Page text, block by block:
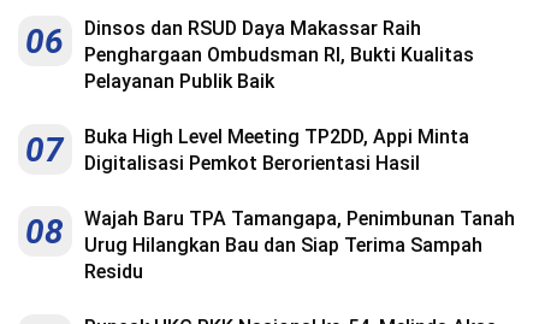
06
Dinsos dan RSUD Daya Makassar Raih
Penghargaan Ombudsman RI, Bukti Kualitas
Pelayanan Publik Baik
07
Buka High Level Meeting TP2DD, Appi Minta
Digitalisasi Pemkot Berorientasi Hasil
08
Wajah Baru TPA Tamangapa, Penimbunan Tanah
Urug Hilangkan Bau dan Siap Terima Sampah
Residu